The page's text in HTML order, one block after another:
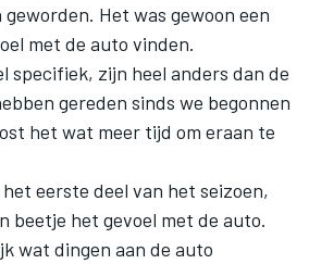
Het was gewoon een
met de auto vinden.
specifiek, zijn heel anders dan de
gereden sinds we begonnen
het wat meer tijd om eraan te
eerste deel van het seizoen,
beetje het gevoel met de auto.
wat dingen aan de auto